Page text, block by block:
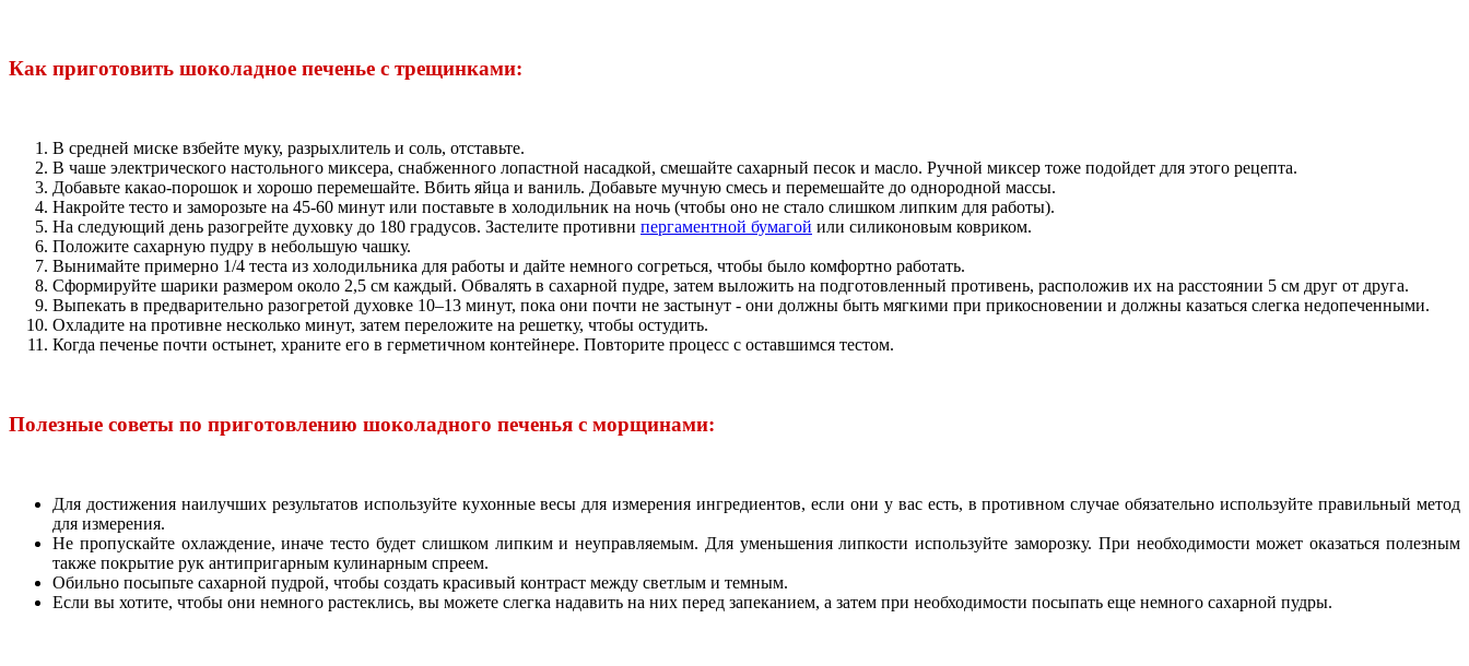
Как приготовить шоколадное печенье с трещинками:
В средней миске взбейте муку, разрыхлитель и соль, отставьте.
В чаше электрического настольного миксера, снабженного лопастной насадкой, смешайте сахарный песок и масло. Ручной миксер тоже подойдет для этого рецепта.
Добавьте какао-порошок и хорошо перемешайте. Вбить яйца и ваниль. Добавьте мучную смесь и перемешайте до однородной массы.
Накройте тесто и заморозьте на 45-60 минут или поставьте в холодильник на ночь (чтобы оно не стало слишком липким для работы).
На следующий день разогрейте духовку до 180 градусов. Застелите противни пергаментной бумагой или силиконовым ковриком.
Положите сахарную пудру в небольшую чашку.
Вынимайте примерно 1/4 теста из холодильника для работы и дайте немного согреться, чтобы было комфортно работать.
Сформируйте шарики размером около 2,5 см каждый. Обвалять в сахарной пудре, затем выложить на подготовленный противень, расположив их на расстоянии 5 см друг от друга.
Выпекать в предварительно разогретой духовке 10–13 минут, пока они почти не застынут - они должны быть мягкими при прикосновении и должны казаться слегка недопеченными.
Охладите на противне несколько минут, затем переложите на решетку, чтобы остудить.
Когда печенье почти остынет, храните его в герметичном контейнере. Повторите процесс с оставшимся тестом.
Полезные советы по приготовлению шоколадного печенья с морщинами:
Для достижения наилучших результатов используйте кухонные весы для измерения ингредиентов, если они у вас есть, в противном случае обязательно используйте правильный метод
для измерения.
Не пропускайте охлаждение, иначе тесто будет слишком липким и неуправляемым. Для уменьшения липкости используйте заморозку. При необходимости может оказаться полезным
также покрытие рук антипригарным кулинарным спреем.
Обильно посыпьте сахарной пудрой, чтобы создать красивый контраст между светлым и темным.
Если вы хотите, чтобы они немного растеклись, вы можете слегка надавить на них перед запеканием, а затем при необходимости посыпать еще немного сахарной пудры.